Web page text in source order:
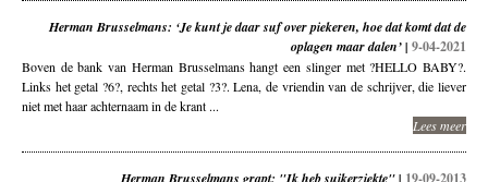
Herman Brusselmans: ‘Je kunt je daar suf over piekeren, hoe dat komt dat de
oplagen maar dalen’ | 9-04-2021
Boven de bank van Herman Brusselmans hangt een slinger met ?HELLO BABY?.
Links het getal ?6?, rechts het getal ?3?. Lena, de vriendin van de schrijver, die liever
niet met haar achternaam in de krant ...
Lees meer
Herman Brusselmans grapt: "Ik heb suikerziekte" | 19-09-2013